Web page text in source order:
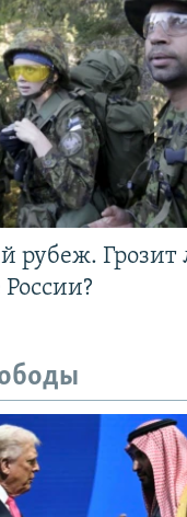
рубеж. Грозит